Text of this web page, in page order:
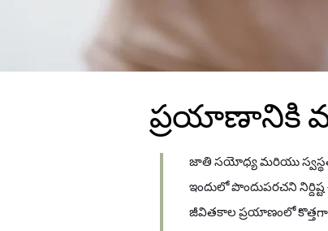
ప్రయాణానికి
జాతి సయోధ్య మరియు స్వస్థత
ఇందులో పొందుపరచని
జీవితకాల ప్రయాణంలో కొత్తగా